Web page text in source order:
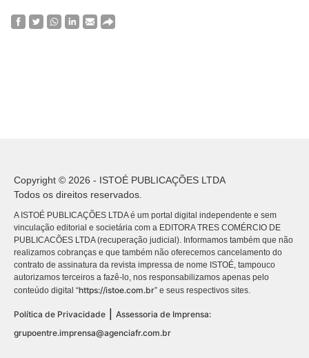
Copyright © 2026 - ISTOÉ PUBLICAÇÕES LTDA
Todos os direitos reservados.
A ISTOÉ PUBLICAÇÕES LTDA é um portal digital independente e sem
vinculação editorial e societária com a EDITORA TRES COMÉRCIO DE
PUBLICACÕES LTDA (recuperação judicial). Informamos também que não
realizamos cobranças e que também não oferecemos cancelamento do
contrato de assinatura da revista impressa de nome ISTOÉ, tampouco
autorizamos terceiros a fazê-lo, nos responsabilizamos apenas pelo
conteúdo digital “https://istoe.com.br” e seus respectivos sites.
Política de Privacidade
Assessoria de Imprensa:
grupoentre.imprensa@agenciafr.com.br